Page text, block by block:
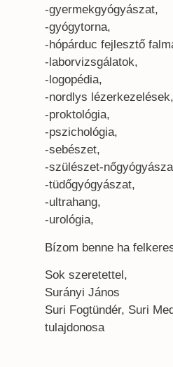
-gyermekgyógyászat,
-gyógytorna,
-hópárduc fejlesztő
-laborvizsgálatok,
-logopédia,
-nordlys lézerkezelések,
-proktológia,
-pszichológia,
-sebészet,
-szülészet-
-tüdőgyógyászat,
-ultrahang,
-urológia,
Bízom benne ha
Sok szeretettel,
Surányi János
Suri Fogtündér, Suri
tulajdonosa